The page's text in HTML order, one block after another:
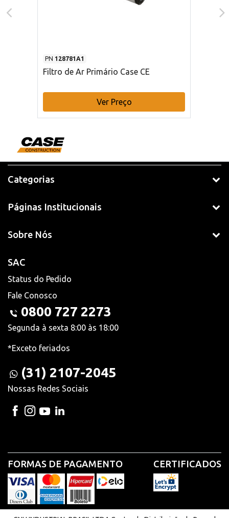
PN 128781A1
Filtro de Ar Primário Case CE
Ver Preço
Categorias
Páginas Institucionais
Sobre Nós
SAC
Status do Pedido
Fale Conosco
0800 727 2273
Segunda à sexta 8:00 às 18:00
*Exceto feriados
(31) 2107-2045
Nossas Redes Sociais
FORMAS DE PAGAMENTO CERTIFICADOS